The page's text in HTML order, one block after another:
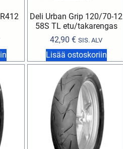
Deli Urban Grip 120/70-12
58S TL etu/takarengas
42,90€ SIS. ALV
Lisää ostoskoriin